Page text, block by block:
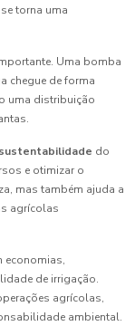
torna uma
Uma bomba
chegue de forma
uma distribuição
sustentabilidade do
e otimizar o
mas também ajuda a
agrícolas
economias,
de irrigação.
agrícolas,
ambiental.